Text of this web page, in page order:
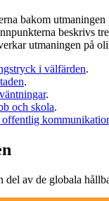
bakom utmaningen
beskrivs
utmaningen på
i välfärden.
.
.
och skola.
del av de globala